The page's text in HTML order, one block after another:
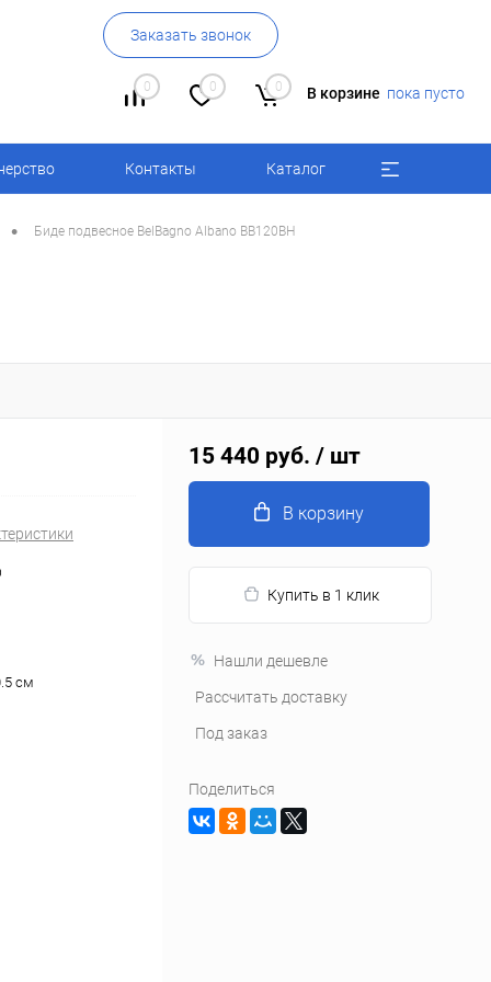
Заказать звонок
0 0 0 В корзине пока пусто
Контакты Каталог
• Биде подвесное BelBagno Albano BB120BH
см
15 440 руб. / шт
В корзину
Купить в 1 клик
Нашли дешевле
Рассчитать доставку
Под заказ
Поделиться